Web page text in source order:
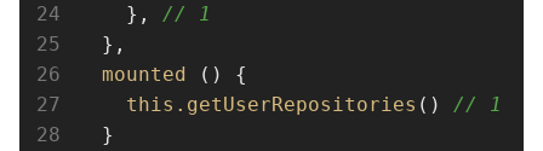
    },
// 1
  },
mounted () {
this . getUserRepositories () // 1
  }